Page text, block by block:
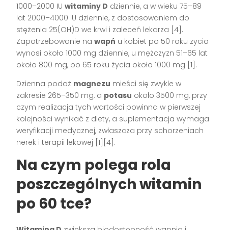
1000–2000 IUwitaminy D dziennie, a w wieku 75–89
lat 2000–4000 IU dziennie, z dostosowaniem do
stężenia 25(OH)D we krwi i zaleceń lekarza [4].
Zapotrzebowanie nawapń u kobiet po 50 roku życia
wynosi około 1000 mg dziennie, u mężczyzn 51–65 lat
około 800 mg, po 65 roku życia około 1000 mg [1].
Dzienna podaż magnezu mieści się zwykle w
zakresie 265–350 mg, a potasu około 3500 mg, przy
czym realizacja tych wartości powinna w pierwszej
kolejności wynikać z diety, a suplementacja wymaga
weryfikacji medycznej, zwłaszcza przy schorzeniach
nerek i terapii lekowej [1][4].
Na czym polega rola
poszczególnych witamin
po 60 tce?